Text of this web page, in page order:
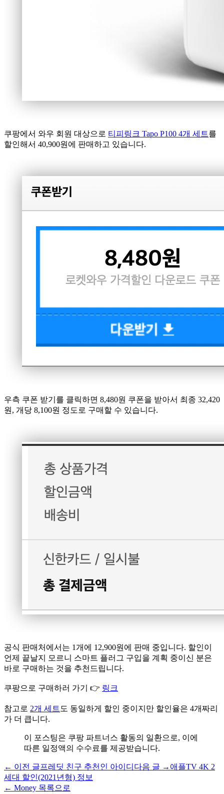
쿠팡에서 와우 회원 대상으로 티피링크 Tapo P100 4개 세트를
할인해서 40,900원에 판매하고 있습니다.
우측 쿠폰 받기를 클릭하면 8,480원 쿠폰을 받아서 최종 32,420
원, 개당 8,100원 정도로 구매할 수 있습니다.
공식 판매처에서는 1개에 12,900원에 판매 중입니다. 할인이
언제 끝날지 모르니 스마트 플러그 구입을 계획 중이신 분은
바로 구매하는 것을 추천드립니다.
쿠팡으로 구매하러 가기 👉 링크
참고로 2개 세트 도 동일하게 할인 중이지만 할인율은 4개짜리
가 더 큽니다.
이 포스팅은 쿠팡 파트너스 활동의 일환으로, 이에
따른 일정액의 수수료를 제공받습니다.
← 이전 글프레딧 친구 추천인 아이디 다음 글 → 애플TV 4K 2
세대 할인(2021년형) 정보
← Money 목록으로